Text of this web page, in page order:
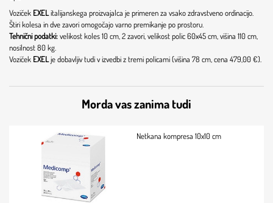
Voziček EXELitalijanskega proizvajalca je primeren za vsako zdravstveno ordinacijo.
Štiri kolesa in dve zavori omogočajo varno premikanje po prostoru.
Tehnični podatki:velikost koles 10 cm, 2 zavori, velikost polic 60x45 cm, višina 110 cm,
nosilnost 80 kg.
Voziček EXELje dobavljiv tudi v izvedbi z tremi policami (višina 78 cm, cena 479,00 €).
Morda vas zanima tudi
Netkana kompresa 10x10 cm